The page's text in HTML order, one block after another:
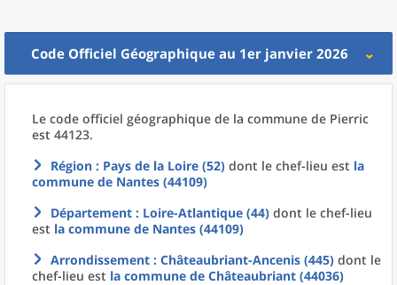
Code Officiel Géographique au 1er janvier 2026
Le code officiel géographique de la commune de Pierric
est 44123.
Région : Pays de la Loire (52) dont le chef-lieu est la
commune de Nantes (44109)
Département : Loire-Atlantique (44) dont le chef-lieu
est la commune de Nantes (44109)
Arrondissement : Châteaubriant-Ancenis (445) dont le
chef-lieu est la commune de Châteaubriant (44036)